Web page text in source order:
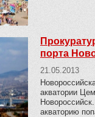
порта
21.05.2013
акватории
акваторию